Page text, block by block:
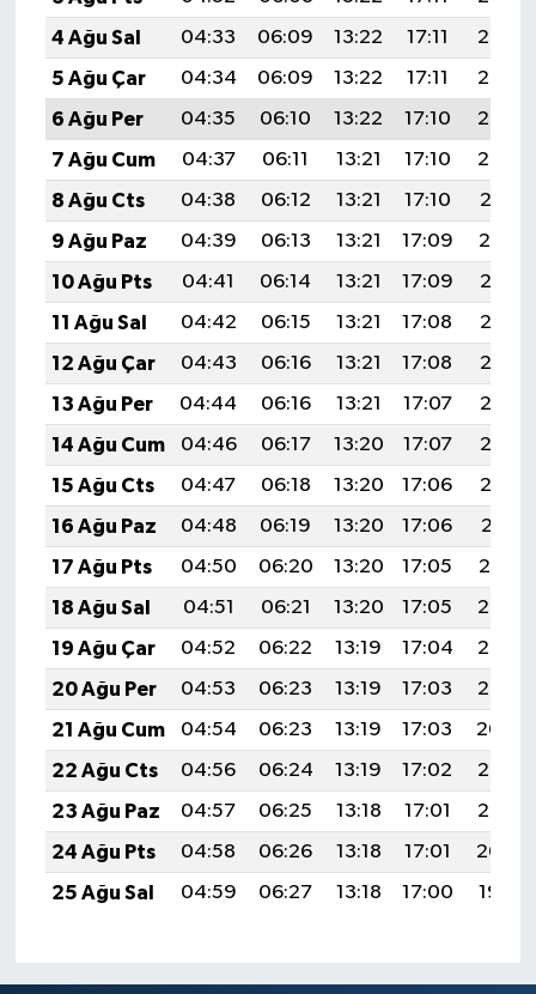
4 Ağu Sal
04:33 06:09 13:22 17:11
20:25
5 Ağu Çar
04:34 06:09 13:22 17:11
20:24
6 Ağu Per
04:35 06:10 13:22 17:10
20:23
7 Ağu Cum
04:37 06:11 13:21 17:10
20:22
8 Ağu Cts
04:38 06:12 13:21 17:10
20:21
9 Ağu Paz
04:39 06:13 13:21 17:09
20:19
10 Ağu Pts
04:41 06:14 13:21 17:09
20:18
11 Ağu Sal
04:42 06:15 13:21 17:08
20:17
12 Ağu Çar
04:43 06:16 13:21 17:08
20:16
13 Ağu Per
04:44 06:16 13:21 17:07
20:15
14 Ağu Cum
04:46 06:17 13:20 17:07
20:13
15 Ağu Cts
04:47 06:18 13:20 17:06
20:12
16 Ağu Paz
04:48 06:19 13:20 17:06
20:11
17 Ağu Pts
04:50 06:20 13:20 17:05
20:10
18 Ağu Sal
04:51 06:21 13:20 17:05
20:08
19 Ağu Çar
04:52 06:22 13:19 17:04
20:07
20 Ağu Per
04:53 06:23 13:19 17:03
20:06
21 Ağu Cum
04:54 06:23 13:19 17:03
20:04
22 Ağu Cts
04:56 06:24 13:19 17:02
20:03
23 Ağu Paz
04:57 06:25 13:18 17:01
20:02
24 Ağu Pts
04:58 06:26 13:18 17:01
20:00
25 Ağu Sal
04:59 06:27 13:18 17:00 19:59